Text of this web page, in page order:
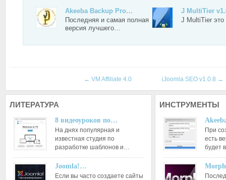
Akeeba Backup Pro…
Последняя и самая полная
версия лучшего…
J MultiTier
J MultiTier
← VM Affiliate 4.0 iJoomla SEO v1.0.8 →
ЛИТЕРАТУРА
8 видеоуроков по…
На днях популярная и
известная студия по
разработке шаблонов и…
Joomla!…
Если вы часто создаете сайты
ИНСТРУМЕНТЫ
При
есть
будет